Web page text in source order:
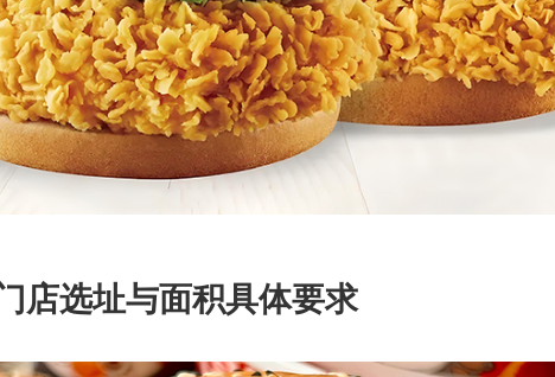
店选址与面积具体要求